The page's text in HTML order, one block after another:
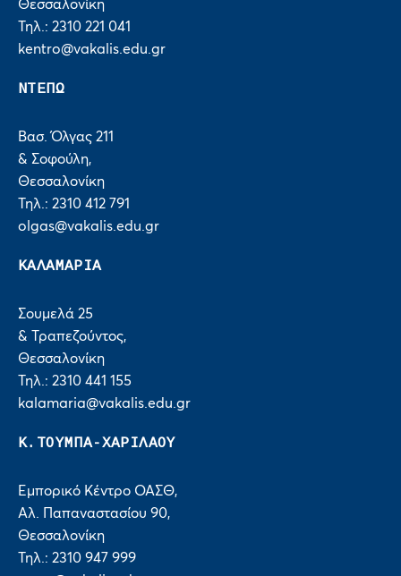
Θεσσαλονίκη
Τηλ.: 2310 221 041
kentro@vakalis.edu.gr
ΝΤΕΠΩ
Βασ. Όλγας 211
& Σοφούλη,
Θεσσαλονίκη
Τηλ.: 2310 412 791
olgas@vakalis.edu.gr
ΚΑΛΑΜΑΡΙΑ
Σουμελά 25
& Τραπεζούντος,
Θεσσαλονίκη
Τηλ.: 2310 441 155
kalamaria@vakalis.edu.gr
Κ.ΤΟΥΜΠΑ-ΧΑΡΙΛΑΟΥ
Εμπορικό Κέντρο ΟΑΣΘ,
Αλ. Παπαναστασίου 90,
Θεσσαλονίκη
Τηλ.: 2310 947 999